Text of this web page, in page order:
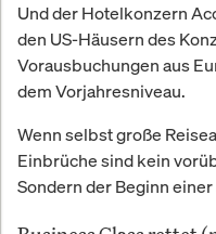
Und der Hotelkonzern
den US-Häusern des
Vorausbuchungen aus
dem Vorjahresniveau.
Wenn selbst große
Einbrüche sind kein
Sondern der Beginn